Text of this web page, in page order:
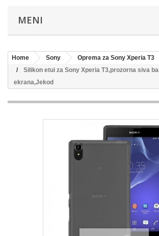
MENI
Home Sony
Oprema za Sony Xperia T3
Silikon etui za Sony Xperia T3,prozorna siva
ekrana,Jekod